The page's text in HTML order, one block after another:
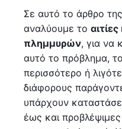
Σε αυτό το άρθρο
αναλύουμε το
πλημμυρών, για να
αυτό το πρόβλημα,
περισσότερο ή
διάφορους
υπάρχουν
έως και